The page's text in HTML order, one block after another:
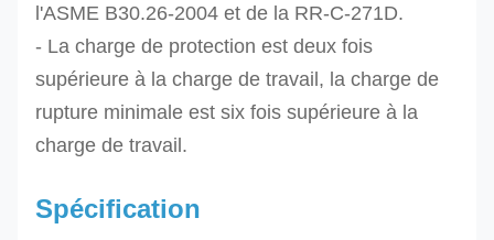
l'ASME B30.26-2004 et de la RR-C-271D.
- La charge de protection est deux fois
supérieure à la charge de travail, la charge de
rupture minimale est six fois supérieure à la
charge de travail.
Spécification